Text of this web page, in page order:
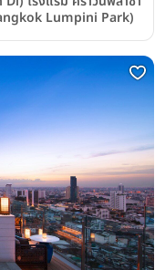
Lumpini Park)